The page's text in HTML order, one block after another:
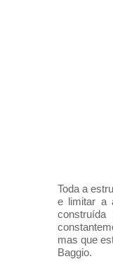
Toda a
e limitar a
mas que
Baggio.